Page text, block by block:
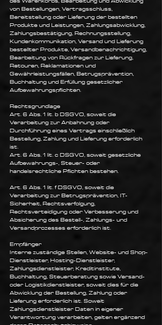
von Bestellungen, Vertragsschluss,
Bereitstellung oder Lieferung der bestellten
Produkte und Leistungen, Zahlungsabwicklung,
Zahlungsbestätigung, Rechnungsstellung,
Kundenkommunikation, Versand und Lieferung
bestellter Produkte, Versandbenachrichtigung,
Bearbeitung von Rückfragen zur Lieferung,
Retouren, Reklamationen und
Gewährleistungsfällen, Betrugsprävention,
Buchhaltung und Erfüllung gesetzlicher
Aufbewahrungspflichten.
Rechtsgrundlage
Art. 6 Abs. 1 lit. b DSGVO, soweit die
Verarbeitung zur Anbahnung oder
Durchführung eines Vertrags einschließlich
Bestellung, Zahlung und Lieferung erforderlich
ist.
Art. 6 Abs. 1 lit. c DSGVO, soweit gesetzliche
Aufbewahrungs-, Steuer- oder
handelsrechtliche Pflichten bestehen.
Art. 6 Abs. 1 lit. f DSGVO, soweit die
Verarbeitung zur Betrugsprävention, IT-
Sicherheit, Rechtsverfolgung,
Rechtsverteidigung oder Verbesserung und
Absicherung des Bestell-, Zahlungs- und
Versandprozesses erforderlich ist.
Empfänger
Interne zuständige Stellen, Website- und Shop-
Dienstleister, Hosting-Dienstleister,
Zahlungsdienstleister, Kreditinstitute,
Buchhaltung, Steuerberatung sowie Versand-
oder Logistikdienstleister, soweit dies für die
Abwicklung der Bestellung, Zahlung oder
Lieferung erforderlich ist. Soweit
Zahlungsdienstleister Daten in eigener
Verantwortung verarbeiten, gelten ergänzend